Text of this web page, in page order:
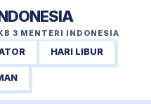
3 MENTERI INDONESIA
HARI LIBUR